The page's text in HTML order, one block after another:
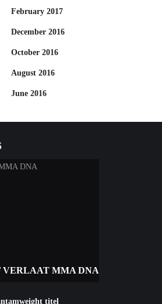
February 2017
December 2016
October 2016
August 2016
June 2016
VERLAAT MMA DNA